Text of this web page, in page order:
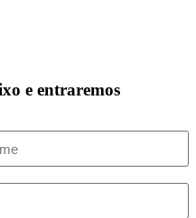
e entraremos